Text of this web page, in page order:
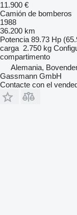
11.900 €
Camión de bomberos
1988
36.200 km
Potencia 89.73 Hp
carga 2.750 kg
compartimento
Alemania,
Gassmann GmbH
Contacte con el